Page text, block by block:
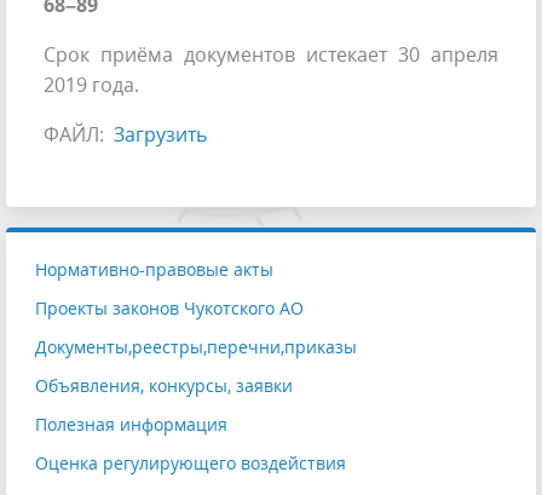
Срок приёма документов истекает 30 апреля
2019 года.
ФАЙЛ: Загрузить
Нормативно-правовые акты
Проекты законов Чукотского АО
Документы,реестры,перечни,приказы
Объявления, конкурсы, заявки
Полезная информация
Оценка регулирующего воздействия